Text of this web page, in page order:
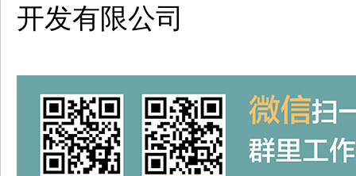
开发有限公司